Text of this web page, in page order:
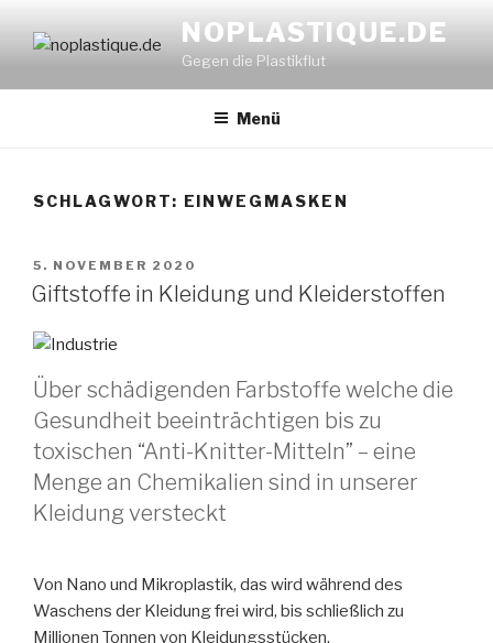
Inhalt
NOPLASTIQUE.DE
Gegen die Plastikflut
Menü
SCHLAGWORT: EINWEGMASKEN
VERÖFFENTLICHT
AM
5. NOVEMBER 2020
Giftstoffe in Kleidung und Kleiderstoffen
Über schädigenden Farbstoffe welche die
Gesundheit beeinträchtigen bis zu
toxischen “Anti-Knitter-Mitteln” – eine
Menge an Chemikalien sind in unserer
Kleidung versteckt
Von Nano und Mikroplastik, das wird während des
Waschens der Kleidung frei wird, bis schließlich zu
Millionen Tonnen von Kleidungsstücken,